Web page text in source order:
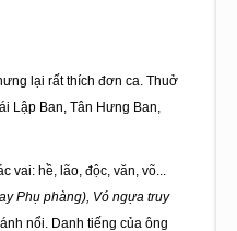
lại rất thích đơn ca. Thuở
Lập Ban, Tân Hưng Ban,
vai: hề, lão, độc, văn, võ...
Phụ phàng), Vó ngựa truy
nổi. Danh tiếng của ông